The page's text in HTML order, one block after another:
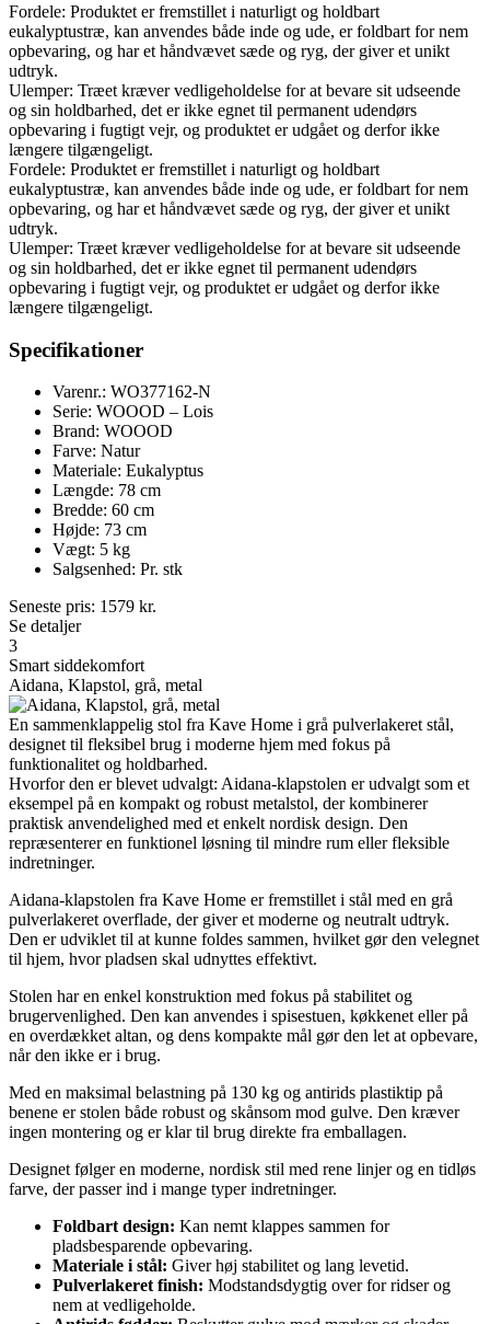
Fordele: Produktet er fremstillet i naturligt og holdbart
eukalyptustræ, kan anvendes både inde og ude, er foldbart for nem
opbevaring, og har et håndvævet sæde og ryg, der giver et unikt
udtryk.
Ulemper: Træet kræver vedligeholdelse for at bevare sit udseende
og sin holdbarhed, det er ikke egnet til permanent udendørs
opbevaring i fugtigt vejr, og produktet er udgået og derfor ikke
længere tilgængeligt.
Fordele: Produktet er fremstillet i naturligt og holdbart
eukalyptustræ, kan anvendes både inde og ude, er foldbart for nem
opbevaring, og har et håndvævet sæde og ryg, der giver et unikt
udtryk.
Ulemper: Træet kræver vedligeholdelse for at bevare sit udseende
og sin holdbarhed, det er ikke egnet til permanent udendørs
opbevaring i fugtigt vejr, og produktet er udgået og derfor ikke
længere tilgængeligt.
Specifikationer
Varenr.: WO377162-N
Serie: WOOOD – Lois
Brand: WOOOD
Farve: Natur
Materiale: Eukalyptus
Længde: 78 cm
Bredde: 60 cm
Højde: 73 cm
Vægt: 5 kg
Salgsenhed: Pr. stk
Seneste pris: 1579 kr.
Se detaljer
3
Smart siddekomfort
Aidana, Klapstol, grå, metal
En sammenklappelig stol fra Kave Home i grå pulverlakeret stål,
designet til fleksibel brug i moderne hjem med fokus på
funktionalitet og holdbarhed.
Hvorfor den er blevet udvalgt: Aidana-klapstolen er udvalgt som et
eksempel på en kompakt og robust metalstol, der kombinerer
praktisk anvendelighed med et enkelt nordisk design. Den
repræsenterer en funktionel løsning til mindre rum eller fleksible
indretninger.
Aidana-klapstolen fra Kave Home er fremstillet i stål med en grå
pulverlakeret overflade, der giver et moderne og neutralt udtryk.
Den er udviklet til at kunne foldes sammen, hvilket gør den velegnet
til hjem, hvor pladsen skal udnyttes effektivt.
Stolen har en enkel konstruktion med fokus på stabilitet og
brugervenlighed. Den kan anvendes i spisestuen, køkkenet eller på
en overdækket altan, og dens kompakte mål gør den let at opbevare,
når den ikke er i brug.
Med en maksimal belastning på 130 kg og antirids plastiktip på
benene er stolen både robust og skånsom mod gulve. Den kræver
ingen montering og er klar til brug direkte fra emballagen.
Designet følger en moderne, nordisk stil med rene linjer og en tidløs
farve, der passer ind i mange typer indretninger.
Foldbart design: Kan nemt klappes sammen for
pladsbesparende opbevaring.
Materiale i stål: Giver høj stabilitet og lang levetid.
Pulverlakeret finish: Modstandsdygtig over for ridser og
nem at vedligeholde.